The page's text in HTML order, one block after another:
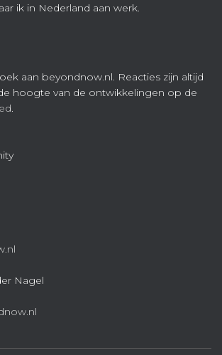
ik in Nederland aan werk.
aan beyondnow.nl. Reacties zijn altijd
hoogte van de ontwikkelingen op de
.
Nagel